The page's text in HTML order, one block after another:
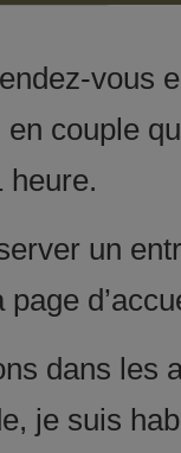
vous
couple
heure.
un
dans les
je suis